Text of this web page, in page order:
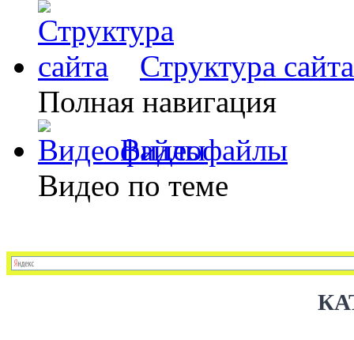
Структура сайта
Полная навигация
Видеофайлы
Видео по теме